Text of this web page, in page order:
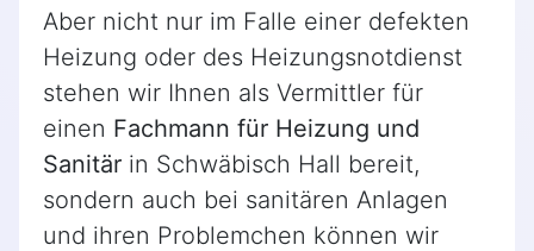
Aber nicht nur im Falle einer defekten
Heizung oder des Heizungsnotdienst
stehen wir Ihnen als Vermittler für
einen Fachmann für Heizung und
Sanitär in Schwäbisch Hall bereit,
sondern auch bei sanitären Anlagen
und ihren Problemchen können wir